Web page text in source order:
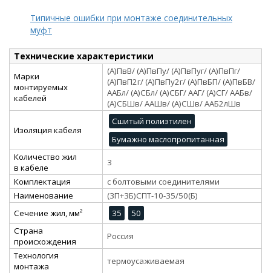
Типичные ошибки при монтаже соединительных
муфт
Технические характеристики
Марки
монтируемых
кабелей
(А)ПвВ/ (А)ПвПу/ (А)ПвПуг/ (А)ПвПг/
(А)ПвП2г/ (А)ПвПу2г/ (А)ПвБП/ (А)ПвБВ/
ААБл/ (А)СБл/ (А)СБГ/ ААГ/ (А)СГ/ ААБв/
(А)СБШв/ ААШв/ (А)СШв/ ААБ2лШв
Изоляция кабеля
Сшитый полиэтилен
Бумажно маслопропитанная
Количество жил
в кабеле
3
Комплектация
с болтовыми соединителями
Наименование
(3П+3Б)СПТ-10-35/50(Б)
Сечение жил, мм²
35
50
Страна
происхождения
Россия
Технология
монтажа
термоусаживаемая